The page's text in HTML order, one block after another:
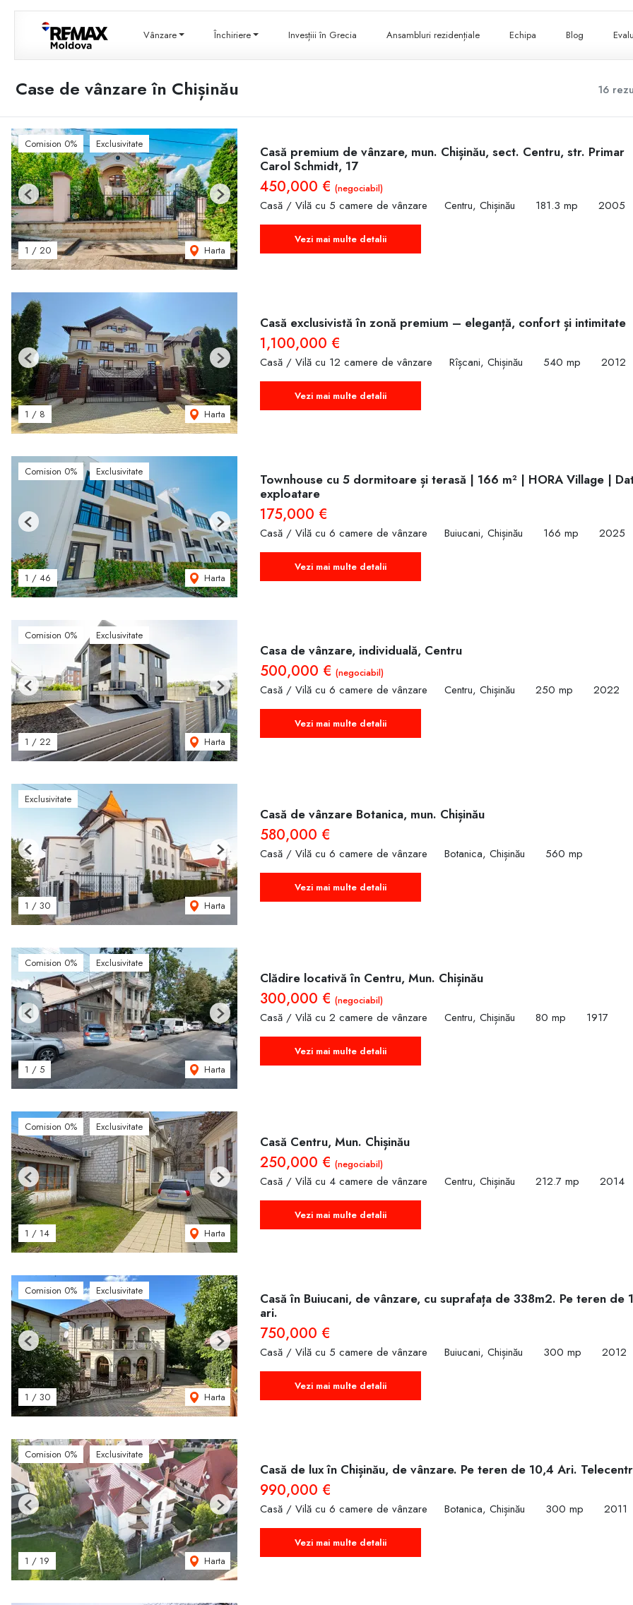
Vânzare Închiriere Invesțiii în Grecia Ansambluri rezidențiale Echipa Blog
16
Case de vânzare în Chișinău
Comision 0% Exclusivitate
1 / 20 Harta
Previous Next
Casă premium de vânzare, mun. Chișinău, sect. Centru, str. Primar
Carol Schmidt, 17
450,000 € (negociabil)
Casă / Vilă cu 5 camere de vânzare Centru, Chișinău 181.3 mp 2005
Vezi mai multe detalii
1 / 8 Harta
Previous Next
Casă exclusivistă în zonă premium – eleganță, confort și intimitate
1,100,000 €
Casă / Vilă cu 12 camere de vânzare Rîșcani, Chișinău 540 mp 2012
Vezi mai multe detalii
Comision 0% Exclusivitate
1 / 46 Harta
Previous Next
Townhouse cu 5 dormitoare și terasă | 166 m² | HORA Village |
exploatare
175,000 €
Casă / Vilă cu 6 camere de vânzare Buiucani, Chișinău 166 mp 2025
Vezi mai multe detalii
Comision 0% Exclusivitate
1 / 22 Harta
Previous Next
Casa de vânzare, individuală, Centru
500,000 € (negociabil)
Casă / Vilă cu 6 camere de vânzare Centru, Chișinău 250 mp 2022
Vezi mai multe detalii
Exclusivitate
1 / 30 Harta
Previous Next
Casă de vânzare Botanica, mun. Chișinău
580,000 €
Casă / Vilă cu 6 camere de vânzare Botanica, Chișinău 560 mp
Vezi mai multe detalii
Comision 0% Exclusivitate
1 / 5 Harta
Previous Next
Clădire locativă în Centru, Mun. Chișinău
300,000 € (negociabil)
Casă / Vilă cu 2 camere de vânzare Centru, Chișinău 80 mp 1917
Vezi mai multe detalii
Comision 0% Exclusivitate
1 / 14 Harta
Previous Next
Casă Centru, Mun. Chișinău
250,000 € (negociabil)
Casă / Vilă cu 4 camere de vânzare Centru, Chișinău 212.7 mp 2014
Vezi mai multe detalii
Comision 0% Exclusivitate
1 / 30 Harta
Previous Next
Casă în Buiucani, de vânzare, cu suprafața de 338m2. Pe teren de
ari.
750,000 €
Casă / Vilă cu 5 camere de vânzare Buiucani, Chișinău 300 mp 2012
Vezi mai multe detalii
Comision 0% Exclusivitate
1 / 19 Harta
Previous Next
Casă de lux în Chișinău, de vânzare. Pe teren de 10,4 Ari.
990,000 €
Casă / Vilă cu 6 camere de vânzare Botanica, Chișinău 300 mp 2011
Vezi mai multe detalii